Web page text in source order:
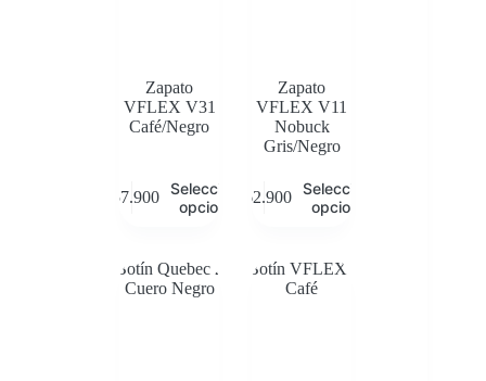
Zapato
VFLEX V31
Café/Negro
57.900 Seleccionar
opciones
producto
variantes.
Las
opciones
Zapato
VFLEX V11
Nobuck
Gris/Negro
62.900 Seleccionar
opciones
producto
variantes.
Las
opciones